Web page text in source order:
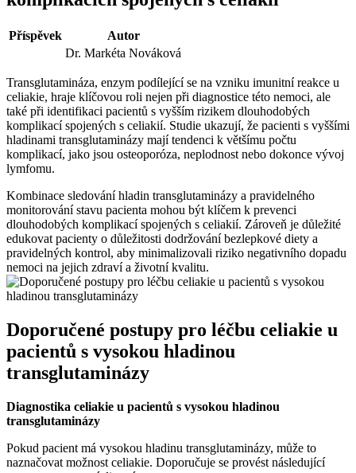
Příspěvek
Autor
Dr. Markéta Nováková
Transglutamináza, enzym podílející se na vzniku imunitní reakce u
celiakie, hraje klíčovou roli nejen při diagnostice této nemoci, ale
také při identifikaci pacientů s vyšším rizikem dlouhodobých
komplikací spojených s celiakií. Studie ukazují, že pacienti s vyššími
hladinami transglutaminázy mají tendenci k většímu počtu
komplikací, jako jsou osteoporóza, neplodnost nebo dokonce vývoj
lymfomu.
Kombinace sledování hladin transglutaminázy a pravidelného
monitorování stavu pacienta mohou být klíčem k prevenci
dlouhodobých komplikací spojených s celiakií. Zároveň je důležité
edukovat pacienty o důležitosti dodržování bezlepkové diety a
pravidelných kontrol, aby minimalizovali riziko negativního dopadu
nemoci na jejich zdraví a životní kvalitu.
Doporučené postupy pro léčbu celiakie u
pacientů s vysokou hladinou
transglutaminázy
Diagnostika celiakie u pacientů s vysokou hladinou
transglutaminázy
Pokud pacient má vysokou hladinu transglutaminázy, může to
naznačovat možnost celiakie. Doporučuje se provést následující